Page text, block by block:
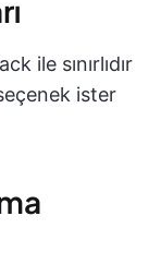
ile sınırlıdır
ister